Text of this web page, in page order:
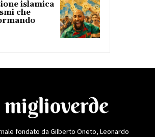
islamica
che
fondato da Gilberto Oneto, Leonardo